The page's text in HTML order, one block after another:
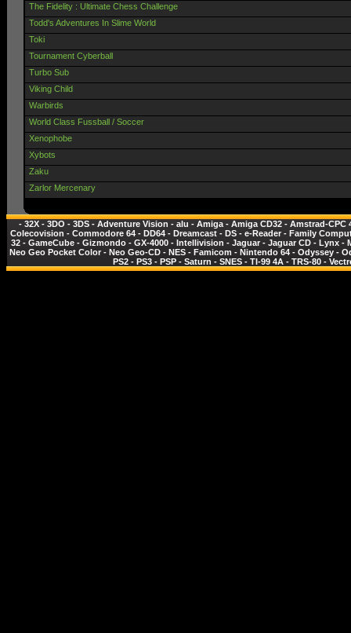
The Fidelity : Ultimate Chess Challenge
Todd's Adventures In Slime World
Toki
Tournament Cyberball
Turbo Sub
Viking Child
Warbirds
World Class Fussball / Soccer
Xenophobe
Xybots
Zaku
Zarlor Mercenary
- 32X - 3DO - 3DS - Adventure Vision - alu - Amiga - Amiga CD32 - Amstrad-CPC
Colecovision - Commodore 64- DD64- Dreamcast- DS- e-Reader- Family
32 - GameCube - Gizmondo - GX-4000 - Intellivision - Jaguar - Jaguar CD - Lynx -
Neo Geo Pocket Color - Neo Geo-CD - NES - Famicom - Nintendo 64 - Odyssey -
PS2 - PS3 - PSP - Saturn - SNES - TI-99 4A - TRS-80 -